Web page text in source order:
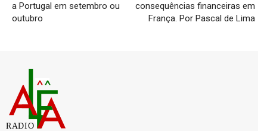
a Portugal em setembro ou
outubro
consequências financeiras em
França. Por Pascal de Lima
RADIO